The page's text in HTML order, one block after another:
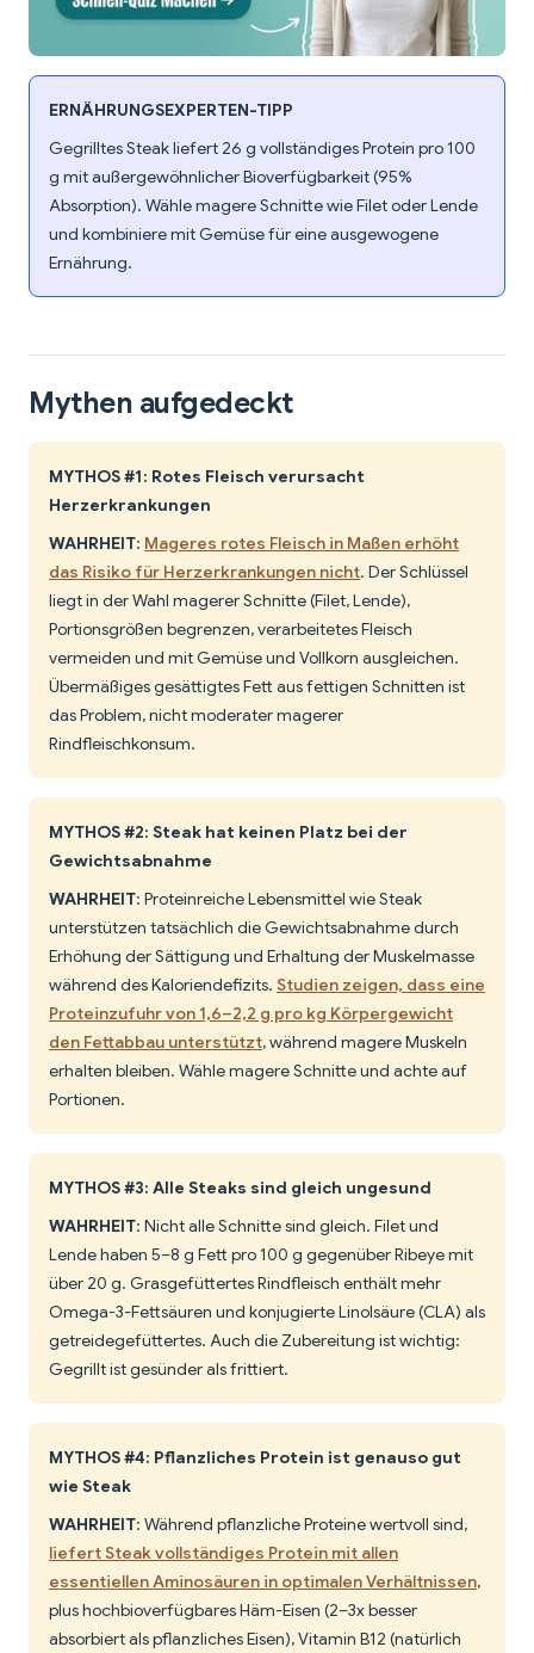
ERNÄHRUNGSEXPERTEN-TIPP
Gegrilltes Steak liefert 26 g vollständiges Protein pro 100
g mit außergewöhnlicher Bioverfügbarkeit (95%
Absorption). Wähle magere Schnitte wie Filet oder Lende
und kombiniere mit Gemüse für eine ausgewogene
Ernährung.
Mythen aufgedeckt
MYTHOS #1: Rotes Fleisch verursacht
Herzerkrankungen
WAHRHEIT: Mageres rotes Fleisch in Maßen erhöht
das Risiko für Herzerkrankungen nicht. Der Schlüssel
liegt in der Wahl magerer Schnitte (Filet, Lende),
Portionsgrößen begrenzen, verarbeitetes Fleisch
vermeiden und mit Gemüse und Vollkorn ausgleichen.
Übermäßiges gesättigtes Fett aus fettigen Schnitten ist
das Problem, nicht moderater magerer
Rindfleischkonsum.
MYTHOS #2: Steak hat keinen Platz bei der
Gewichtsabnahme
WAHRHEIT: Proteinreiche Lebensmittel wie Steak
unterstützen tatsächlich die Gewichtsabnahme durch
Erhöhung der Sättigung und Erhaltung der Muskelmasse
während des Kaloriendefizits. Studien zeigen, dass eine
Proteinzufuhr von 1,6–2,2 g pro kg Körpergewicht
den Fettabbau unterstützt, während magere Muskeln
erhalten bleiben. Wähle magere Schnitte und achte auf
Portionen.
MYTHOS #3: Alle Steaks sind gleich ungesund
WAHRHEIT: Nicht alle Schnitte sind gleich. Filet und
Lende haben 5–8 g Fett pro 100 g gegenüber Ribeye mit
über 20 g. Grasgefüttertes Rindfleisch enthält mehr
Omega-3-Fettsäuren und konjugierte Linolsäure (CLA) als
getreidegefüttertes. Auch die Zubereitung ist wichtig:
Gegrillt ist gesünder als frittiert.
MYTHOS #4: Pflanzliches Protein ist genauso gut
wie Steak
WAHRHEIT: Während pflanzliche Proteine wertvoll sind,
liefert Steak vollständiges Protein mit allen
essentiellen Aminosäuren in optimalen Verhältnissen,
plus hochbioverfügbares Häm-Eisen (2–3x besser
absorbiert als pflanzliches Eisen), Vitamin B12 (natürlich